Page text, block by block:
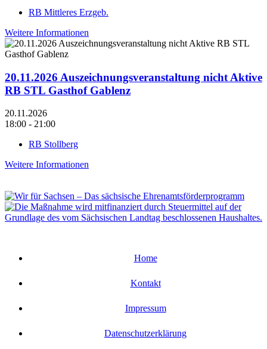
RB Mittleres Erzgeb.
Weitere Informationen
20.11.2026 Auszeichnungsveranstaltung nicht Aktive
RB STL Gasthof Gablenz
20.11.2026
18:00 - 21:00
RB Stollberg
Weitere Informationen
Home
Kontakt
Impressum
Datenschutzerklärung